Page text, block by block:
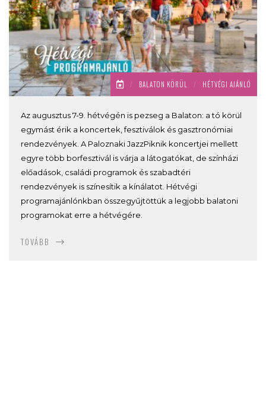
/ BALATON KÖRÜL / HÉTVÉGI AJÁNLÓ
Az augusztus 7-9. hétvégén is pezseg a Balaton: a tó körül
egymást érik a koncertek, fesztiválok és gasztronómiai
rendezvények. A Paloznaki JazzPiknik koncertjei mellett
egyre több borfesztivál is várja a látogatókat, de színházi
előadások, családi programok és szabadtéri
rendezvények is színesítik a kínálatot. Hétvégi
programajánlónkban összegyűjtöttük a legjobb balatoni
programokat erre a hétvégére.
TOVÁBB